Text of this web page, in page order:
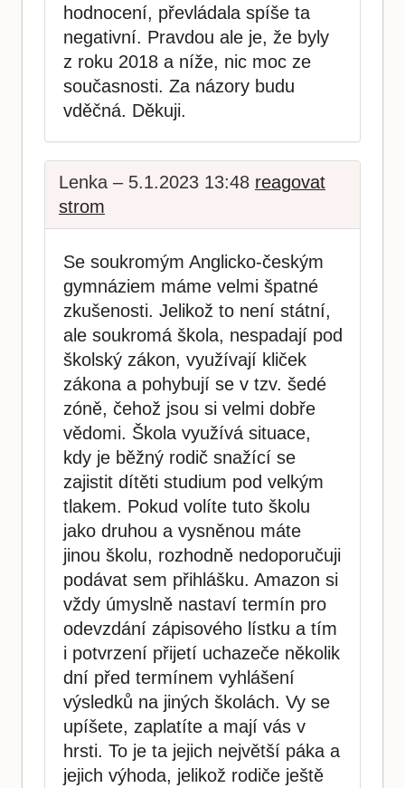
hodnocení, převládala spíše ta
negativní. Pravdou ale je, že byly
z roku 2018 a níže, nic moc ze
současnosti. Za názory budu
vděčná. Děkuji.
Lenka – 5.1.2023 13:48 reagovat
strom
Se soukromým Anglicko-českým
gymnáziem máme velmi špatné
zkušenosti. Jelikož to není státní,
ale soukromá škola, nespadají pod
školský zákon, využívají kliček
zákona a pohybují se v tzv. šedé
zóně, čehož jsou si velmi dobře
vědomi. Škola využívá situace,
kdy je běžný rodič snažící se
zajistit dítěti studium pod velkým
tlakem. Pokud volíte tuto školu
jako druhou a vysněnou máte
jinou školu, rozhodně nedoporučuji
podávat sem přihlášku. Amazon si
vždy úmyslně nastaví termín pro
odevzdání zápisového lístku a tím
i potvrzení přijetí uchazeče několik
dní před termínem vyhlášení
výsledků na jiných školách. Vy se
upíšete, zaplatíte a mají vás v
hrsti. To je ta jejich největší páka a
jejich výhoda, jelikož rodiče ještě